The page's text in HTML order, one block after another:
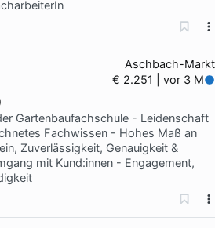
Aschbach-Markt
€ 2.251 | vor 3 M
Gartenbaufachschule - Leidenschaft
Fachwissen - Hohes Maß an
Zuverlässigkeit, Genauigkeit &
mit Kund:innen - Engagement,